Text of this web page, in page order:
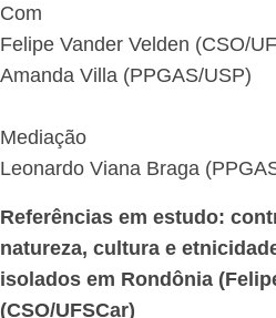
Com
Felipe Vander Velden (CSO/
Amanda Villa (PPGAS/USP)
Mediação
Leonardo Viana Braga
Referências em estudo:
natureza, cultura e
isolados em Rondônia
(CSO/UFSCar)